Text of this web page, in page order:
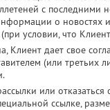
с последними
о новостях
условии, что
Клиент дает свое
(или
или
ссылке,